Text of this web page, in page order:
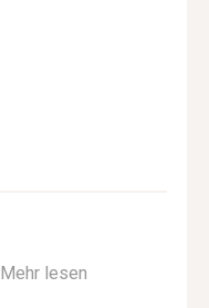
Mehr lesen